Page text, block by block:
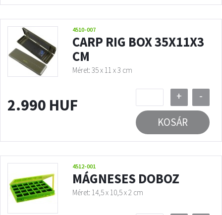
4510-007
CARP RIG BOX 35X11X3
CM
Méret: 35 x 11 x 3 cm
2.990 HUF +
-
KOSÁR
4512-001
MÁGNESES DOBOZ
Méret: 14,5 x 10,5 x 2 cm